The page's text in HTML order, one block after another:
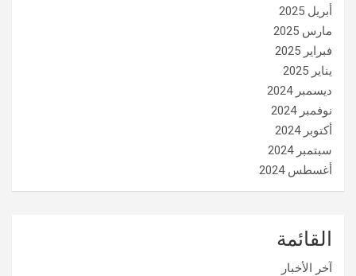
أبريل 2025
مارس 2025
فبراير 2025
يناير 2025
ديسمبر 2024
نوفمبر 2024
أكتوبر 2024
سبتمبر 2024
أغسطس 2024
القائمة
آخر الأخبار